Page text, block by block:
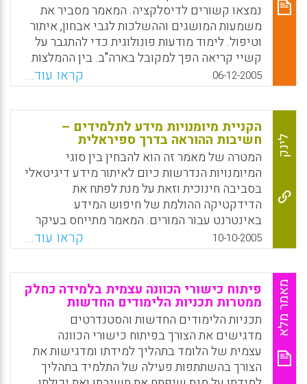
בחשבון והקשר ביניהן( דליה פילוסוף).
WhatsApp
Facebook
Email
X
נמצאו קשורים לדיסלקציה. המאמר מסביר את
משמעות המושגים וההשלכות לגבי אבחון, איתור
וטיפול. לימוד מודעות פונולוגית כדי להתגבר על
קשיי קריאה הפך למקובל בארה"ב. בין ההמלצות
במאמר: לאתר כבר בגן ילדים קשיים שפתיים
ולהפנות בזמן לקלינאית תקשורת, גננת שי"ח, או
מורה לחינוך מיוחד. יש לעקוב אחר אוצר מילים
ושליטה בשפה. מומלץ ביותר להקריא לילדים
בבית ולהעשיר את אוצר המילים שלהם. הקראת
ספרים צריכה להמשך גם בשנים הראשונות של
בית-הספר. אוצר מילים ושליטה בשפה הם
חשובים ביותר, לא רק עבור קריאה. ילד שאותר
כבעל קשיי למידה זקוק להוראה מתקנת כבר בגן,
באווירה תומכת, בתוך המסגרת החינוכית (נופר
ישי-קרין)
06-12-2005 קראו עוד...
לינק
הקניית מיומנויות מידע לתלמידים –
חשיבות ההוראה בדרך ספיראלית
המטרה של מאמר זה הוא להבחין בין סוגי
המיומנויות הנדרשות כיום לאיתור מידע דיגיטאלי
בסביבה חינוכית וזאת על מנת לפתח את
הדידקטיקה ההולמת של חיפוש המידע
באינטרנט עבור המורים. המאמר מתייחס בעיקר
לנקודת המבט של התלמידים, והקשיים שלהם
ומתוך כך מציע כיוונים לבניית הדידקטיקה
הנכונה והראויה של מידענות לבתי הספר. תהליך
דליית המידע הוא תהליך מורכב למדי הדורש ידע
ומיומנויות מתחומים שונים. במידה רבה יש לתאם
את העברת המיומנויות האלו כתהליך שלם. יש
צורך במודל הטמעה ספיראלי כדי לחשוף את
התלמידים למיומנויות השונות תוך כדי
אינטראקציה בין סוגי מיומנויות אלו ולא בהכרח
שלב אחר שלב. המודל הספיראלי החושף את
10-10-2005 קראו עוד...
מאמר מלא פיתוח כישורי הכוונה עצמית בלמידה כחלק
ממטרות תכניות הלימודים החדשות
תכניות הלימודים החדשות והסטנדרטים
מדגישים את הצורך בפיתוח כישורי הכוונה
עצמית של הלומד בתהליך למידתו ומדגישות את
הצורך בהשתתפות פעילה של התלמיד בתהליך